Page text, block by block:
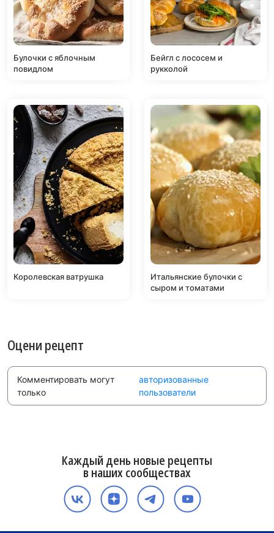
Булочки с яблочным
повидлом
Бейгл с лососем и
рукколой
Королевская ватрушка
Итальянские булочки с
сыром и томатами
Оцени рецепт
Комментировать могут
только
авторизованные
пользователи
Каждый день новые рецепты
в наших сообществах